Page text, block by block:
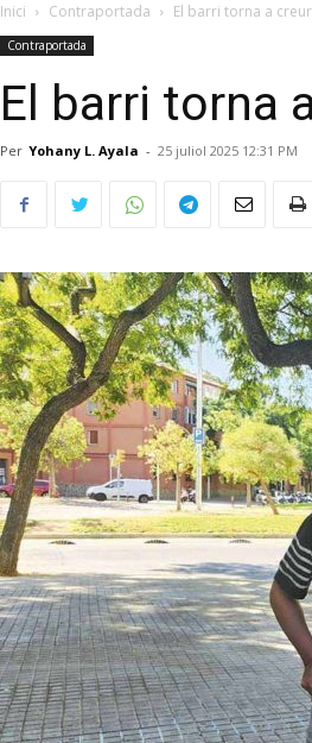
Inici Contraportada El barri torna a
Contraportada
El barri torna
Per Yohany L. Ayala - 25 juliol 2025 12:31 PM